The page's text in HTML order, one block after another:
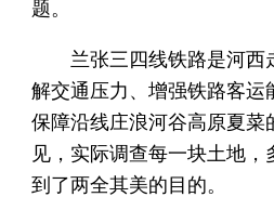
题。
兰张三四线铁路是河
解交通压力、增强铁路客运
保障沿线庄浪河谷高原夏
见，实际调查每一块土地
到了两全其美的目的。